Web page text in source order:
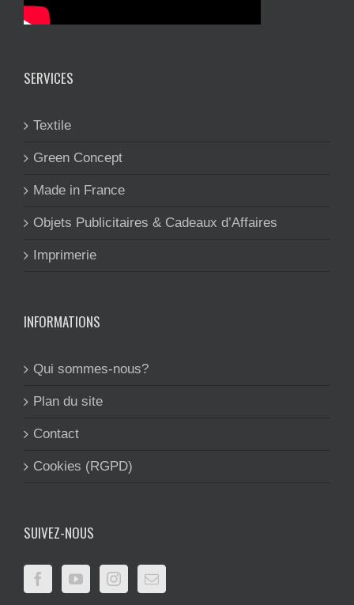
SERVICES
Textile
Green Concept
Made in France
Objets Publicitaires & Cadeaux d’Affaires
Imprimerie
INFORMATIONS
Qui sommes-nous?
Plan du site
Contact
Cookies (RGPD)
SUIVEZ-NOUS